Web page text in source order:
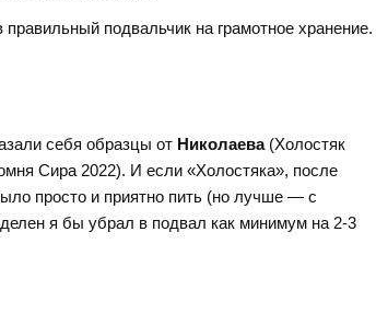
подвальчик на грамотное хранение.
себя образцы от Николаева(Холостяк
Сира 2022). И если «Холостяка», после
просто и приятно пить (но лучше — с
я бы убрал в подвал как минимум на 2-3